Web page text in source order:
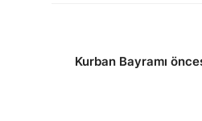
Kurban Bayramı